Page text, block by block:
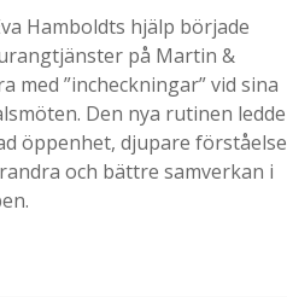
Hamboldts hjälp började
på Martin &
med ”incheckningar” vid sina
Den nya rutinen ledde
öppenhet, djupare förståelse
och bättre samverkan i